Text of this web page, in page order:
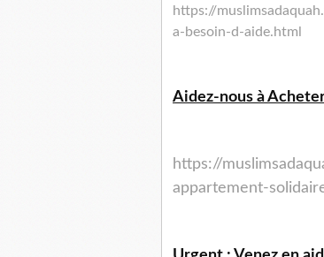
https://
a-besoin-d-aide.html
Aidez-nous à
https://
appartement-